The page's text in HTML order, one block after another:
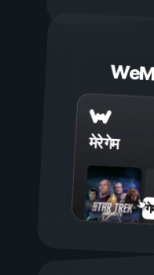
मेरे गेम